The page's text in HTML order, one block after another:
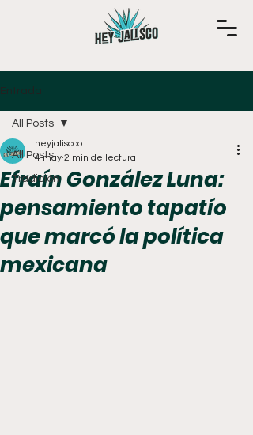
Entrada
All Posts
Tradición
All Posts
Efraín González Luna:
pensamiento tapatío
que marcó la política
mexicana
heyjaliscoo
4 may 2 min de lectura